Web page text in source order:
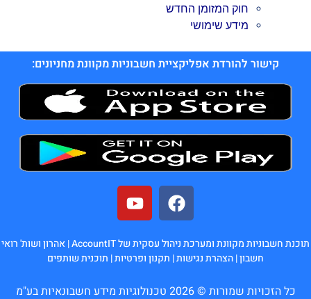
חוק המזומן החדש
מידע שימושי
קישור להורדת אפליקציית חשבוניות מקוונת מחניונים:
תוכנת חשבוניות מקוונת ומערכת ניהול עסקית של AccountIT |
אהרון ושות' רואי
חשבון|הצהרת נגישות| תקנון ופרטיות| תוכנית שותפים
כל הזכויות שמורות © 2026 טכנולוגיות מידע חשבונאיות בע"מ